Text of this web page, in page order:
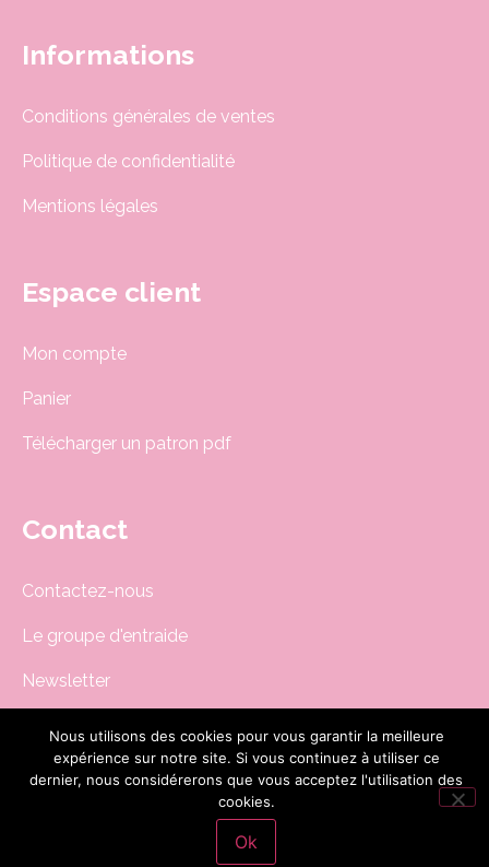
Informations
Conditions générales de ventes
Politique de confidentialité
Mentions légales
Espace client
Mon compte
Panier
Télécharger un patron pdf
Contact
Contactez-nous
Le groupe d'entraide
Newsletter
boutique@dodynette.com
Site réalisé parCG-Nümerik
Nous utilisons des cookies pour vous garantir la meilleure
expérience sur notre site. Si vous continuez à utiliser ce
dernier, nous considérerons que vous acceptez l'utilisation des
cookies.
Ok